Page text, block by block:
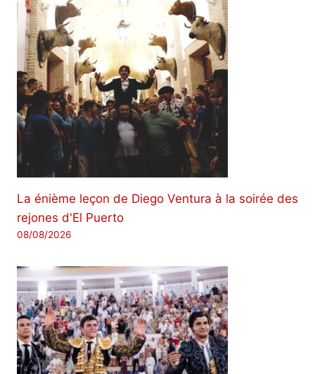
La énième leçon de Diego Ventura à la soirée des
rejones d'El Puerto
08/08/2026